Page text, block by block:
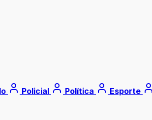
Policial Política Esporte